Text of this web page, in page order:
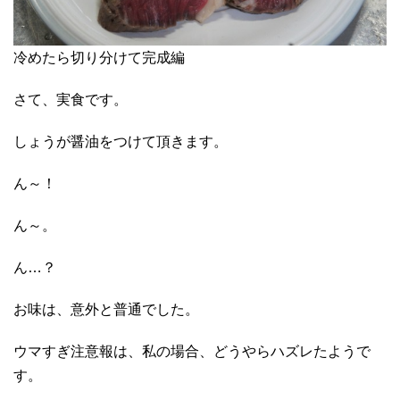
冷めたら切り分けて完成編
さて、実食です。
しょうが醤油をつけて頂きます。
ん～！
ん～。
ん…？
お味は、意外と普通でした。
ウマすぎ注意報は、私の場合、どうやらハズレたようで
す。